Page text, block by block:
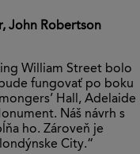
John Robertson
William Street bolo
fungovať po boku
Hall, Adelaide
Náš návrh s
ho. Zároveň je
City.“